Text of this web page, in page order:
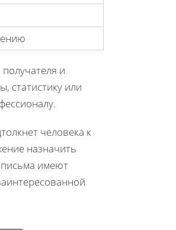
и
статистику или
человека к
назначить
имеют